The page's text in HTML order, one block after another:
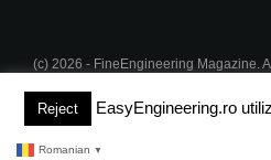
(c) 2026 - FineEngineering Magazine.
Reject EasyEngineering.ro
Romanian ▼